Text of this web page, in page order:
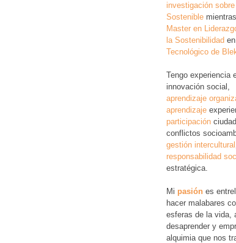
investigación
Sostenible
Master en
la Sostenibilidad
Tecnológico de
Tengo experiencia
innovación social,
aprendizaje
aprendizaje
participación
conflictos
gestión intercultural
responsabilidad
estratégica.
Mi pasión es
hacer malabares
esferas de la vida,
desaprender y
alquimia que nos